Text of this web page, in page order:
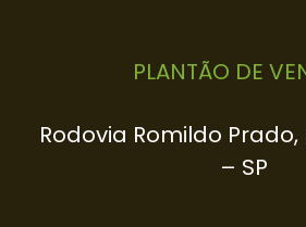
PLANTÃO DE
Rodovia Romildo Prado,
– SP